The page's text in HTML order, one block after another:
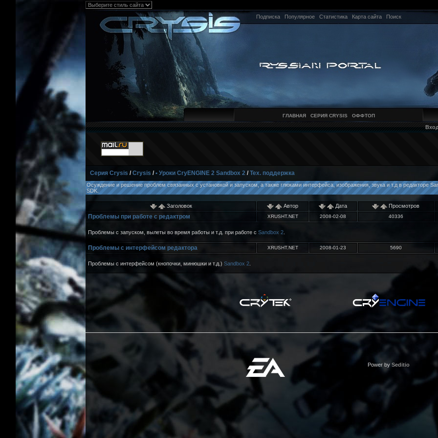
Подписка Популярное Статистика Карта сайта Поиск
ГЛАВНАЯ СЕРИЯ CRYSIS ОФФТОП
Серия Crysis /Crysis /• Уроки CryENGINE 2 Sandbox 2 /Тех. поддержка
Осуждение и решение проблем связанных с установкой и запуском, а также глюками интерфейса, изображения, звука и т.д в редакторе
SDK.
Заголовок Автор Дата Просмотров
Проблемы при работе с редактром XRUSHT.NET 2008-02-08 40336
Проблемы с запуском, вылеты во время работы и т.д. при работе с Sandbox 2.
Проблемы с интерфейсом редактора XRUSHT.NET 2008-01-23 5690
Проблемы с интерфейсом (кнопочки, минюшки и т.д.) Sandbox 2.
Power by Seditio